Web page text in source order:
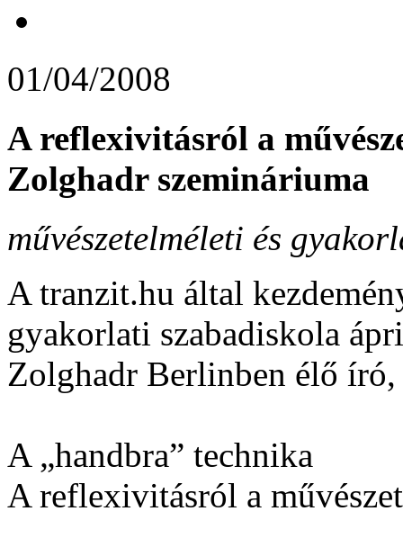
01/04/2008
A reflexivitásról a
Zolghadr szemináriuma
művészetelméleti és
A tranzit.hu által
gyakorlati szabadiskola
Zolghadr Berlinben élő
A „handbra” technika
A reflexivitásról a